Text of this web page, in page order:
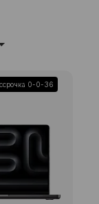
0-0-36